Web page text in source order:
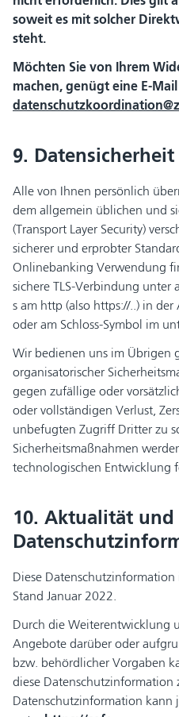
soweit es mit solcher
steht.
Möchten Sie von Ihrem
machen, genügt eine E-
9. Datensicherheit
Alle von Ihnen persönlich
dem allgemein üblichen und
(Transport Layer Security)
sicherer und erprobter
Onlinebanking Verwendung
sichere TLS-Verbindung unter
s am http (also https://..) in der
oder am Schloss-Symbol im
Wir bedienen uns im Übrigen
organisatorischer
gegen zufällige oder
oder vollständigen Verlust,
unbefugten Zugriff Dritter zu
Sicherheitsmaßnahmen
technologischen Entwicklung
10. Aktualität
Diese
Stand Januar 2022.
Durch die Weiterentwicklung
Angebote darüber oder
bzw. behördlicher Vorgaben
diese
Datenschutzinformation kann